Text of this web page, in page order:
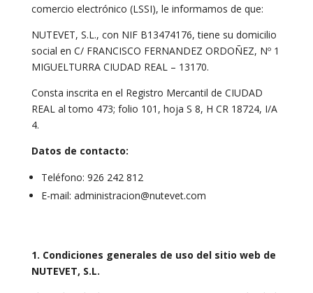
comercio electrónico (LSSI), le informamos de que:
NUTEVET, S.L., con NIF B13474176, tiene su domicilio
social en C/ FRANCISCO FERNANDEZ ORDOÑEZ, Nº 1
MIGUELTURRA CIUDAD REAL – 13170.
Consta inscrita en el Registro Mercantil de CIUDAD
REAL al tomo 473; folio 101, hoja S 8, H CR 18724, I/A
4.
Datos de contacto:
Teléfono: 926 242 812
E-mail: administracion@nutevet.com
1. Condiciones generales de uso del sitio web de
NUTEVET, S.L.